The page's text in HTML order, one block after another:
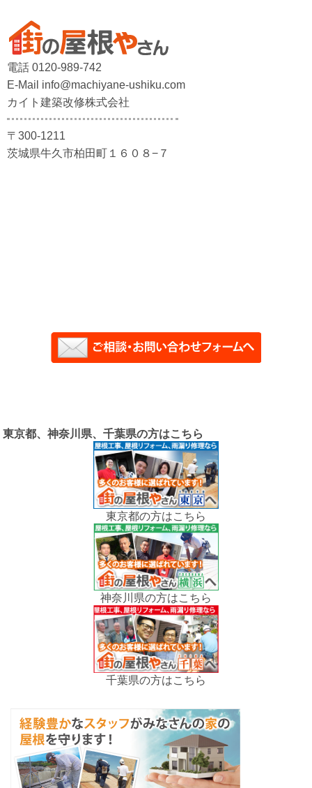
電話 0120-989-742
E-Mail info@machiyane-ushiku.com
カイト建築改修株式会社
〒300-1211
茨城県牛久市柏田町１６０８−７
東京都、神奈川県、千葉県の方はこちら
東京都の方はこちら
神奈川県の方はこちら
千葉県の方はこちら